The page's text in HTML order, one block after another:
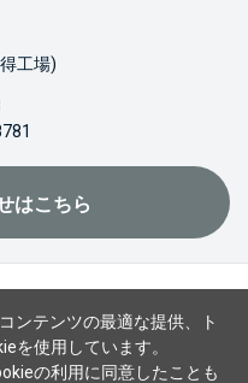
工場)
はこちら
ンテンツの最適な提供、ト
を使用しています。
の利用に同意したことも